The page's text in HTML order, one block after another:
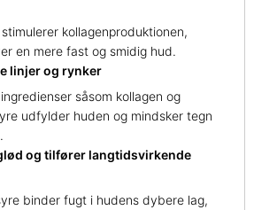
kollagenproduktionen,
en mere fast og smidig hud.
linjer og rynker
såsom kollagen og
udfylder huden og mindsker tegn
og tilfører langtidsvirkende
binder fugt i hudens dybere lag,